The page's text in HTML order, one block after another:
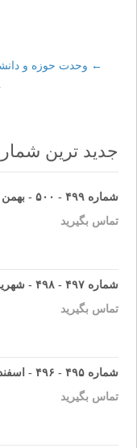
Post
← وحدت حوزه و
جدید ترین
شماره ۴۹۹ - ۵۰۰ - بهمن و اسفند ماه ۱۴۰۴
تماس بگیرید
شماره ۴۹۷ - ۴۹۸ - شهریور و مهرماه ۱۴۰۴
تماس بگیرید
شماره ۴۹۵ - ۴۹۶ - اسفند ۱۴۰۳ و فروردین ۱۴۰۴
تماس بگیرید